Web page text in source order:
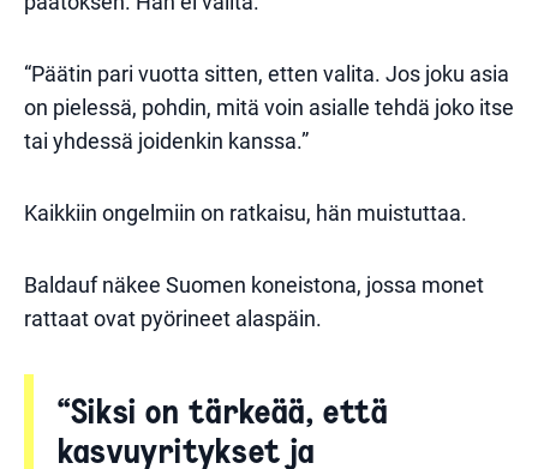
“Päätin pari vuotta sitten, etten valita. Jos joku asia
on pielessä, pohdin, mitä voin asialle tehdä joko itse
tai yhdessä joidenkin kanssa.”
Kaikkiin ongelmiin on ratkaisu, hän muistuttaa.
Baldauf näkee Suomen koneistona, jossa monet
rattaat ovat pyörineet alaspäin.
“Siksi on tärkeää, että
kasvuyritykset ja